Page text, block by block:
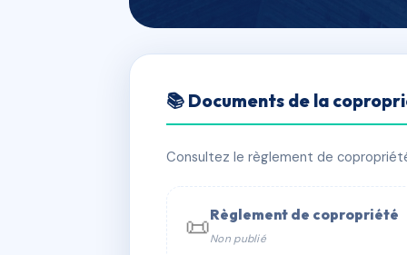
LE BARRIT
📍 296 rue Barrit 01400 CHATILLON
📞 Contacter Syndic Digital
📚 Documents de la
Consultez le règlement de
📜Règlement de copropriété
Non publié